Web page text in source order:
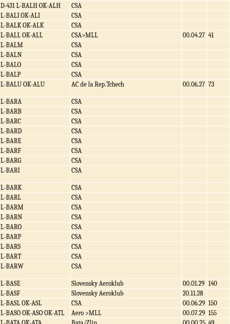
D-431 L-BALH OK-ALH CSA
L-BALI OK-ALI
CSA
L-BALK OK-ALK
CSA
L-BALL OK-ALL CSA>MLL 00.04.27 41
L-BALM
CSA
L-BALN
CSA
L-BALO
CSA
L-BALP
CSA
L-BALU OK-ALU AC de la Rep.Tchech 00.06.27 73
L-BARA CSA
L-BARB CSA
L-BARC CSA
L-BARD CSA
L-BARE CSA
L-BARF CSA
L-BARG CSA
L-BARI CSA
L-BARK CSA
L-BARL CSA
L-BARM CSA
L-BARN CSA
L-BARO CSA
L-BARP CSA
L-BARS CSA
L-BART CSA
L-BARW CSA
L-BASE Slovensky Aeroklub 00.01.29 140
L-BASF Slovensky Aeroklub 20.11.28
L-BASL OK-ASL CSA 00.06.29 150
L-BASO OK-ASO OK-ATL Aero >MLL 00.07.29 155